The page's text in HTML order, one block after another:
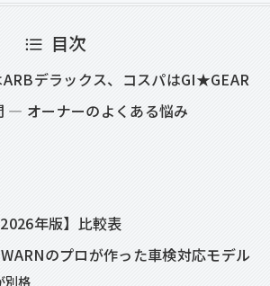
目次
デラックス、コスパはGI★GEAR
— オーナーのよくある悩み
年版】比較表
のプロが作った車検対応モデル
別格